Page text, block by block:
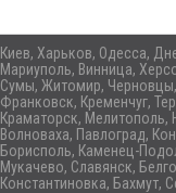
Киев, Харьков, Одесса,
Мариуполь, Винница,
Сумы, Житомир,
Франковск, Кременчуг,
Краматорск, Мелитополь,
Волноваха, Павлоград,
Борисполь, Каменец-
Мукачево, Славянск,
Константиновка, Бахмут,